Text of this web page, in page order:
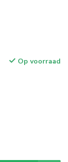
Op voorraad